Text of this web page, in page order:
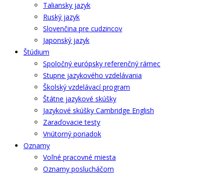
Taliansky jazyk
Ruský jazyk
Slovenčina pre cudzincov
Japonský jazyk
Štúdium
Spoločný európsky referenčný rámec
Stupne jazykového vzdelávania
Školský vzdelávací program
Štátne jazykové skúšky
Jazykové skúšky Cambridge English
Zaraďovacie testy
Vnútorný poriadok
Oznamy
Voľné pracovné miesta
Oznamy poslucháčom